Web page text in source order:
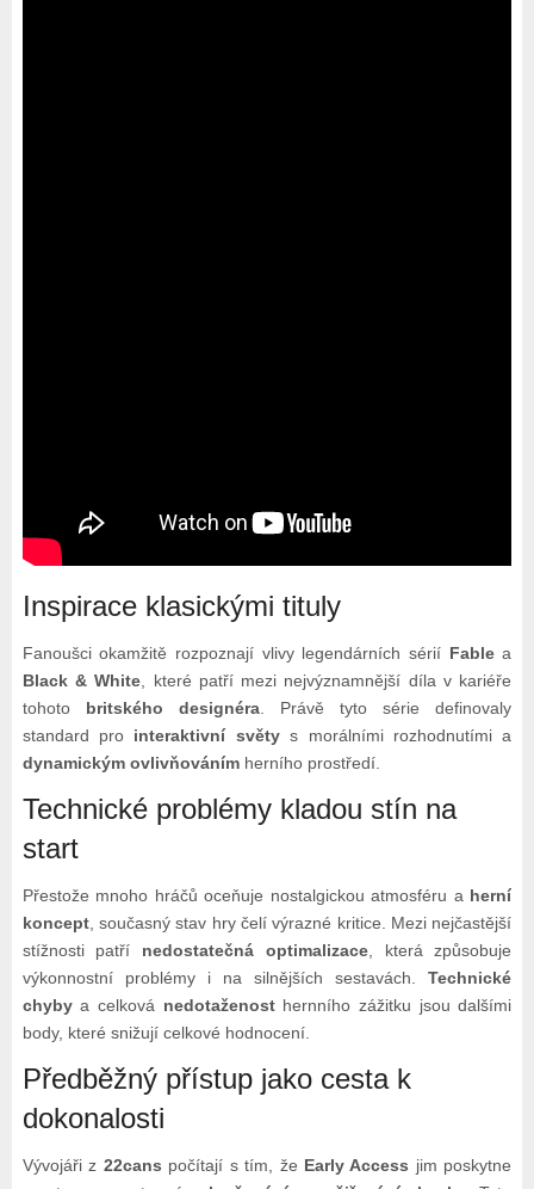
Inspirace klasickými tituly
Fanoušci okamžitě rozpoznají vlivy legendárních sérií Fablea
Black & White , které patří mezi nejvýznamnější díla v kariéře
tohoto britského designéra. Právě tyto série definovaly
standard pro interaktivní světys morálními rozhodnutími a
dynamickým ovlivňovánímherního prostředí.
Technické problémy kladou stín na
start
Přestože mnoho hráčů oceňuje nostalgickou atmosféru a herní
koncept, současný stav hry čelí výrazné kritice. Mezi nejčastější
stížnosti patří nedostatečná optimalizace, která způsobuje
výkonnostní problémy i na silnějších sestavách.Technické
chybya celková nedotaženosthernního zážitku jsou dalšími
body, které snižují celkové hodnocení.
Předběžný přístup jako cesta k
dokonalosti
Vývojáři z 22cans počítají s tím, že Early Access jim poskytne